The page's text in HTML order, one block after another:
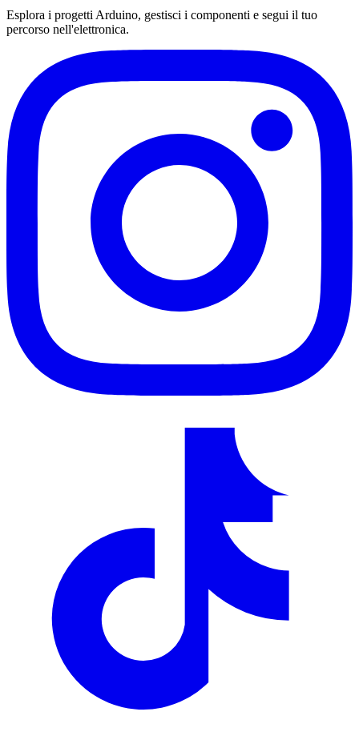
Esplora i progetti Arduino, gestisci i componenti e segui il tuo
percorso nell'elettronica.